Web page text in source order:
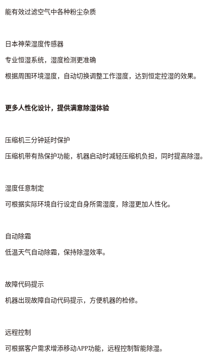
能有效过滤空气中各种粉尘杂质
日本神荣湿度传感器
专业恒湿系统，湿度检测更准确
根据周围环境湿度，自动切换调整工作湿度，达到恒定控湿的效果。
更多人性化设计，提供满意除湿体验
压缩机三分钟延时保护
压缩机带有热保护功能，机器启动时减轻压缩机负担，同时提高除湿。
湿度任意制定
可根据实际环境自行设定自身所需湿度，除湿更加人性化。
自动除霜
低温天气自动除霜，保持除湿效率。
故障代码提示
机器出现故障自动代码提示，方便机器的检修。
远程控制
可根据客户需求增添移动APP功能，远程控制智能除湿。